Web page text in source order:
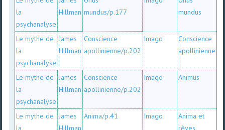
la
psychanalyse
Hillman mundus/p.177
mundus
Le mythe de
la
psychanalyse
James
Hillman
Conscience
apollinienne/p.202
Imago
Conscience
apollinienne
Le mythe de
la
psychanalyse
James
Hillman
Conscience
apollinienne/p.202
Imago Animus
Le mythe de
la
James
Hillman
Anima/p.41 Imago
Anima et
rêves